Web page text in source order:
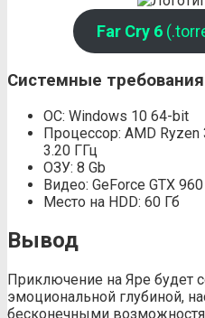
Far Cry 6
Системные требования
ОС: Windows 10 64-bit
Процессор: AMD
3.20 ГГц
ОЗУ: 8 Gb
Видео: GeForce GTX
Место на HDD: 60 Гб
Вывод
Приключение на Яре будет
эмоциональной глубиной,
бесконечными